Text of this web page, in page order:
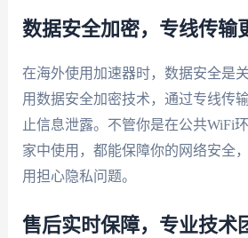
数据安全加密，专线传输
在海外使用加速器时，数据安全是关
用数据安全加密技术，通过专线传
止信息泄露。不管你是在公共WiFi
家中使用，都能保障你的网络安全
用担心隐私问题。
售后实时保障，专业技术